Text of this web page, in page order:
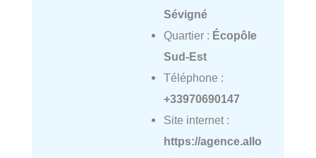
Sévigné
Quartier : Écopôle
Sud-Est
Téléphone :
+33970690147
Site internet :
https://agence.allo